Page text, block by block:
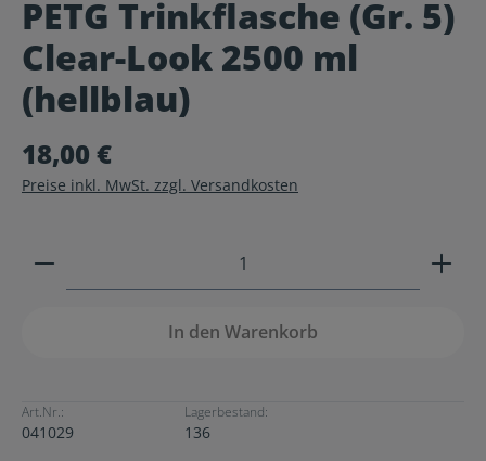
Durchschnittliche Bewertung von 0 von 5 Sternen
PETG Trinkflasche (Gr. 5)
Clear-Look 2500 ml
(hellblau)
18,00 €
Preise inkl. MwSt. zzgl. Versandkosten
Produkt Anzahl: Gib den gewünschten Wert ein
In den Warenkorb
Art.Nr.:
041029
Lagerbestand:
136